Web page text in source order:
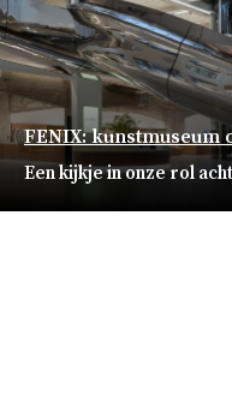
FENIX:
Een kijkje in onze rol